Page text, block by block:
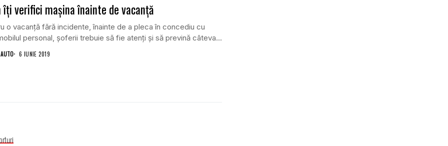
îţi verifici maşina înainte de vacanţă
o vacanţă fără incidente, înainte de a pleca în concediu cu
personal, şoferii trebuie să fie atenţi şi să prevină câteva...
6 IUNIE 2019